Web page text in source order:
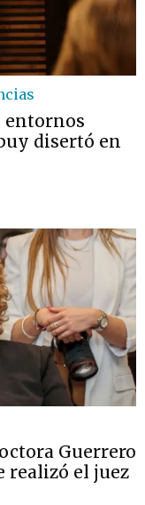
entornos
disertó en
Guerrero
realizó el juez